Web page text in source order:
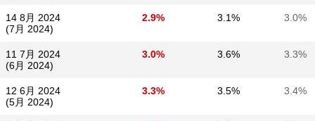
14 8月 2024
(7月 2024)
2.9% 3.1% 3.0%
11 7月 2024
(6月 2024)
3.0% 3.6% 3.3%
12 6月 2024
(5月 2024)
3.3% 3.5% 3.4%